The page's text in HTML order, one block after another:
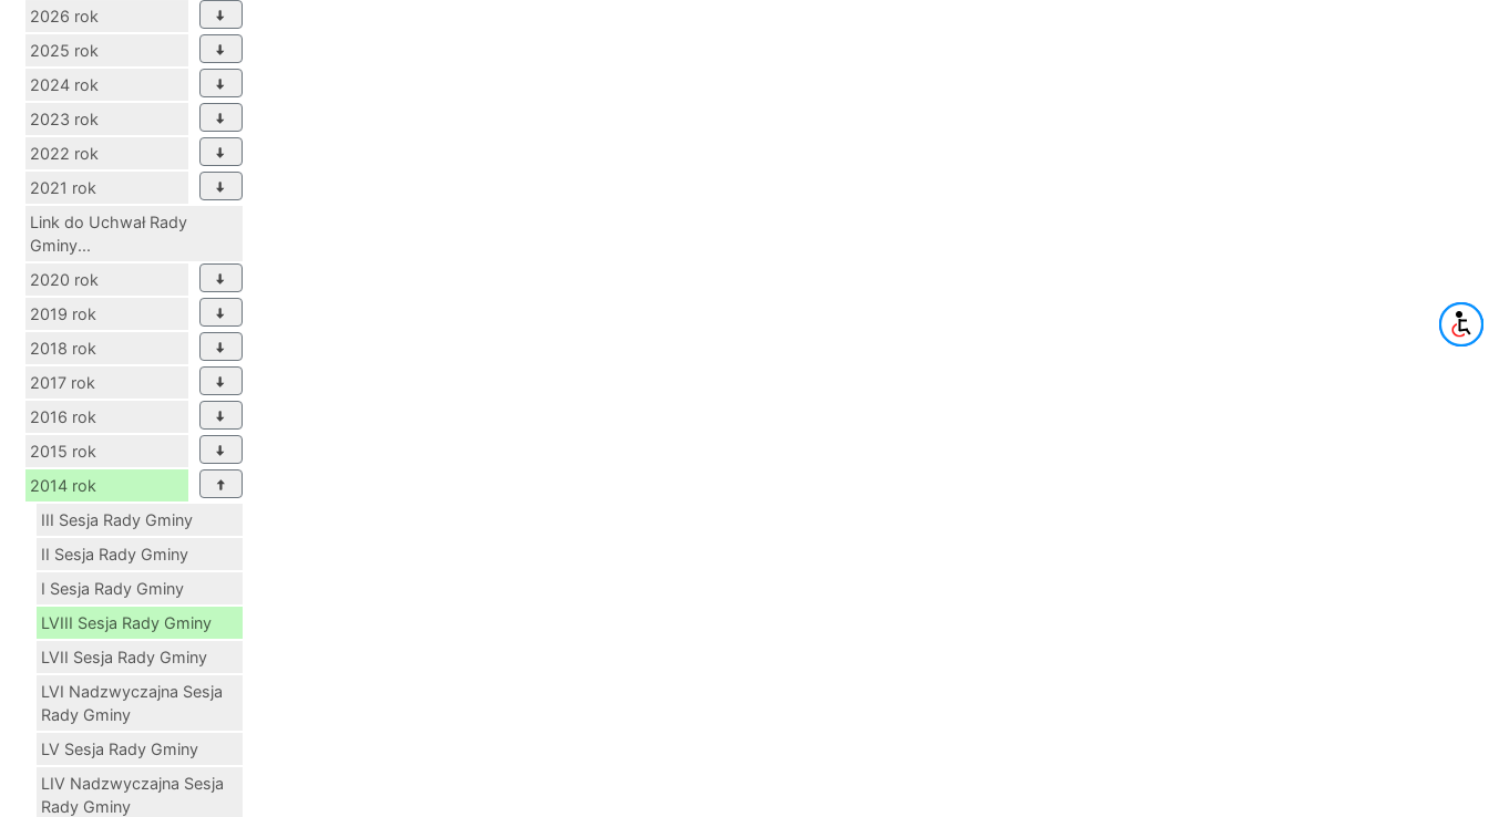
2026 rok
2025 rok
2024 rok
2023 rok
2022 rok
2021 rok
Link do Uchwał Rady
Gminy...
2020 rok
2019 rok
2018 rok
2017 rok
2016 rok
2015 rok
2014 rok
III Sesja Rady Gminy
II Sesja Rady Gminy
I Sesja Rady Gminy
LVIII Sesja Rady Gminy
LVII Sesja Rady Gminy
LVI Nadzwyczajna Sesja
Rady Gminy
LV Sesja Rady Gminy
LIV Nadzwyczajna Sesja
Rady Gminy